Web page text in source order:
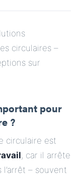
circulaires –
sur
pour
?
circulaire est
, car il arrête
– souvent